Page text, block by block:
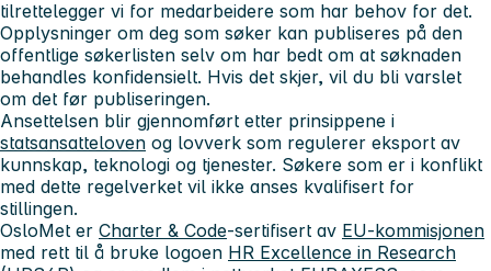
tilrettelegger vi for medarbeidere som har behov for det.
Opplysninger om deg som søker kan publiseres på den
offentlige søkerlisten selv om har bedt om at søknaden
behandles konfidensielt. Hvis det skjer, vil du bli varslet
om det før publiseringen.
Ansettelsen blir gjennomført etter prinsippene i
statsansatteloven og lovverk som regulerer eksport av
kunnskap, teknologi og tjenester. Søkere som er i konflikt
med dette regelverket vil ikke anses kvalifisert for
stillingen.
OsloMet er Charter & Code-sertifisert av EU-kommisjonen
med rett til å bruke logoen HR Excellence in Research